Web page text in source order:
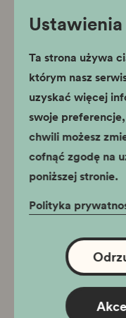
Ta strona używa
którym nasz
uzyskać więcej
swoje
chwili możesz
cofnąć zgodę na
poniższej stronie.
Polityka